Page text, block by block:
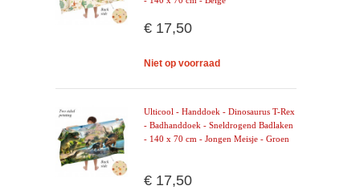
€ 17,50
Niet op voorraad
Ulticool - Handdoek - Dinosaurus T-Rex
- Badhanddoek - Sneldrogend Badlaken
- 140 x 70 cm - Jongen Meisje - Groen
€ 17,50